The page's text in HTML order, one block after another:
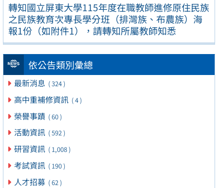
轉知國立屏東大學115年度在職教師進修原住民族
之民族教育次專長學分班（排灣族、布農族）海
報1份（如附件1），請轉知所屬教師知悉
依公告類別彙總
最新消息 ( 324 )
高中重補修資訊 ( 4 )
榮譽事蹟 ( 60 )
活動資訊 ( 592 )
研習資訊 ( 1,008 )
考試資訊 ( 190 )
人才招募 ( 62 )